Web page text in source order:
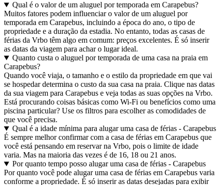
Qual é o valor de um aluguel por temporada em Carapebus?
Muitos fatores podem influenciar o valor de um aluguel por
temporada em Carapebus, incluindo a época do ano, o tipo de
propriedade e a duração da estadia. No entanto, todas as casas de
férias da Vrbo têm algo em comum: preços excelentes. É só inserir
as datas da viagem para achar o lugar ideal.
Quanto custa o aluguel por temporada de uma casa na praia em
Carapebus?
Quando você viaja, o tamanho e o estilo da propriedade em que vai
se hospedar determina o custo da sua casa na praia. Clique nas datas
da sua viagem para Carapebus e veja todas as suas opções na Vrbo.
Está procurando coisas básicas como Wi-Fi ou benefícios como uma
piscina particular? Use os filtros para escolher as comodidades de
que você precisa.
Qual é a idade mínima para alugar uma casa de férias - Carapebus
É sempre melhor confirmar com a casa de férias em Carapebus que
você está pensando em reservar na Vrbo, pois o limite de idade
varia. Mas na maioria das vezes é de 16, 18 ou 21 anos.
Por quanto tempo posso alugar uma casa de férias - Carapebus
Por quanto você pode alugar uma casa de férias em Carapebus varia
conforme a propriedade. É só inserir as datas desejadas para exibir